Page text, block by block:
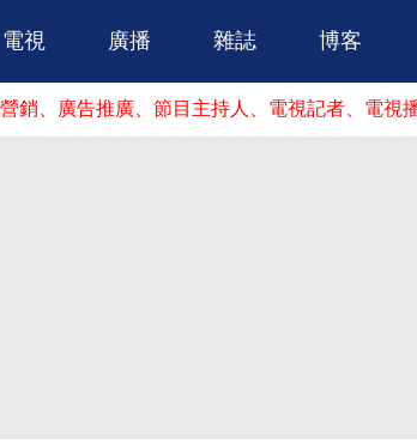
跳到主
電視 廣播 雜誌 博客
廣、節目主持人、電視記者、電視播音員。